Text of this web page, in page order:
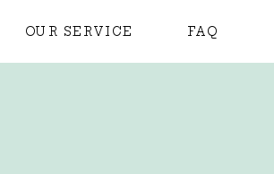
OUR SERVICE FAQ